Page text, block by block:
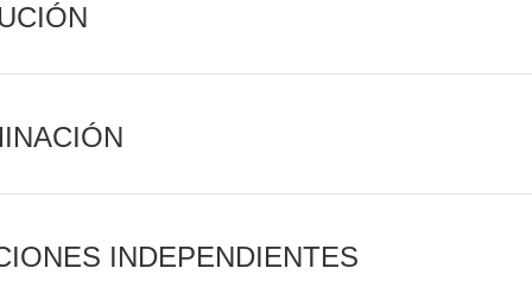
INDEPENDIENTES